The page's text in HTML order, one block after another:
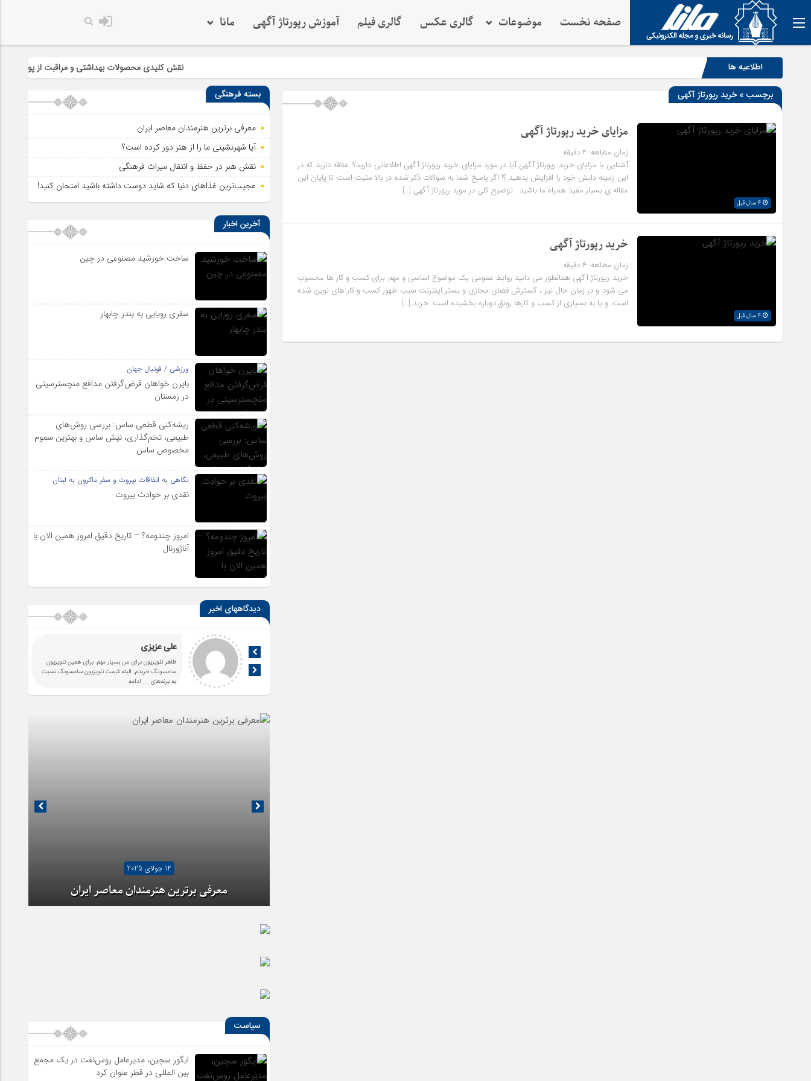
صفحه نخست موضوعات گالری عکس گالری فیلم آموزش رپورتاژ آگهی مانا
اطلاعیه ها نقش کلیدی محصولات بهداشتی و مراقبت از پوست در سلامت و
برچسب » خرید رپورتاژ آگهی
مزایای خرید رپورتاژ آگهی
زمان مطالعه:۴ دقیقه
آشنایی با مزایای خرید رپورتاژ آگهی آیا در مورد مزایای خرید رپورتاژ آگهی اطلاعاتی دارید؟! علاقه دارید که در
این زمینه دانش خود را افزایش بدهید ؟! اگر پاسخ شما به سوالات ذکر شده در بالا مثبت است تا پایان این
مقاله ی بسیار مفید همراه ما باشید . توضیح کلی در مورد رپورتاژ آگهی […]
خرید رپورتاژ آگهی
زمان مطالعه:۴ دقیقه
خرید رپورتاژ آگهی همانطور می دانید روابط عمومی یک موضوع اساسی و مهم برای کسب و کار ها محسوب
می شود و در زمان حال نیز ، گسترش فضای مجازی و بستر اینترنت سبب ظهور کسب و کار های نوین شده
است. و یا به بسیاری از کسب و کارها رونق دوباره بخشیده است. خرید […]
بسته فرهنگی
معرفی برترین هنرمندان معاصر ایران
آیا شهرنشینی ما را از هنر دور کرده است؟
نقش هنر در حفظ و انتقال میراث فرهنگی
عجیب‌ترین غذاهای دنیا که شاید دوست داشته باشید امتحان کنید!
آخرین اخبار
ساخت خورشید مصنوعی در چین
سفری رویایی به بندر چابهار
ورزشی / فوتبال جهان
بایرن خواهان قرض‌گرفتن مدافع منچسترسیتی
در زمستان
ریشه‌کنی قطعی ساس: بررسی روش‌های
طبیعی، تخم‌گذاری، نیش ساس و بهترین سموم
مخصوص ساس
نگاهی به اتفاقات بیروت و سفر ماکرون به لبنان
نقدی بر حوادث بیروت
امروز چندومه؟ – تاریخ دقیق امروز همین الان با
آناژورنال
دیدگاههای اخیر
علی عزیزی
ظاهر تلویزیون برای من بسیار مهم. برای همین تلویزیون
سامسونگ خریدم. البته قیمت تلویزیون سامسونگ نسبت
به برندهای ... ادامه
14 جولای 2025
سیاست
ایگور سچین، مدیرعامل روس‌نفت در یک مجمع
بین المللی در قطر عنوان کرد